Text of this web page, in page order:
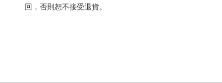
回，否則恕不接受退貨。